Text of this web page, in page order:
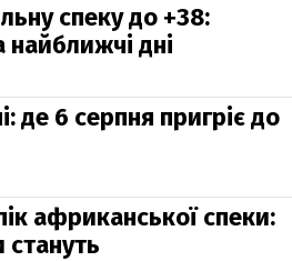
спеку до +38:
найближчі дні
де 6 серпня пригріє до
африканської спеки: